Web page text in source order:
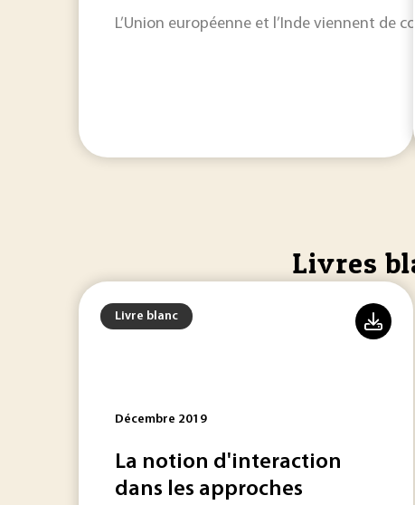
L’Union européenne et l’Inde viennent de
Livres
Livre blanc
Décembre 2019
La notion d'interaction
dans les approches